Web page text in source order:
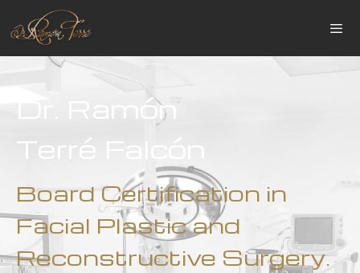
Dr. Ramón
Terré Falcón
Board Certification in
Facial Plastic and
Reconstructive Surgery.